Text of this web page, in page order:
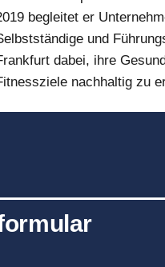
begleitet er
und
dabei, ihre
nachhaltig zu